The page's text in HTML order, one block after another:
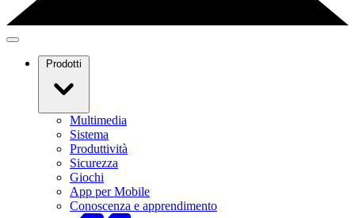
Prodotti
Multimedia
Sistema
Produttività
Sicurezza
Giochi
App per Mobile
Conoscenza e apprendimento